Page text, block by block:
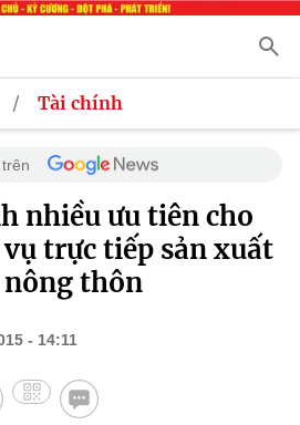
/ Tài chính
nhiều ưu tiên cho
trực tiếp sản xuất
thôn
- 14:11